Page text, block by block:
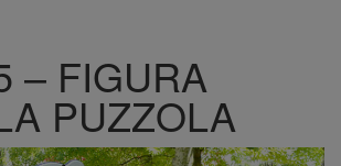
– FIGURA
PUZZOLA